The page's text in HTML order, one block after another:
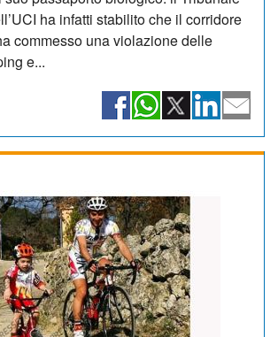
ha infatti stabilito che il corridore
commesso una violazione delle
e...